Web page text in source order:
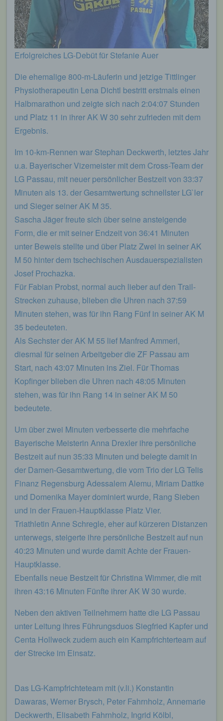
Erfolgreiches LG-Debüt für Stefanie Auer
Die ehemalige 800-m-Läuferin und jetzige Tittlinger
Physiotherapeutin Lena Dichtl bestritt erstmals einen
Halbmarathon und zeigte sich nach 2:04:07 Stunden
und Platz 11 in ihrer AK W 30 sehr zufrieden mit dem
Ergebnis.
Im 10-km-Rennen war Stephan Deckwerth, letztes Jahr
u.a. Bayerischer Vizemeister mit dem Cross-Team der
LG Passau, mit neuer persönlicher Bestzeit von 33:37
Minuten als 13. der Gesamtwertung schnellster LG`ler
und Sieger seiner AK M 35.
Sascha Jäger freute sich über seine ansteigende
Form, die er mit seiner Endzeit von 36:41 Minuten
unter Beweis stellte und über Platz Zwei in seiner AK
M 50 hinter dem tschechischen Ausdauerspezialisten
Josef Prochazka.
Für Fabian Probst, normal auch lieber auf den Trail-
Strecken zuhause, blieben die Uhren nach 37:59
Minuten stehen, was für ihn Rang Fünf in seiner AK M
35 bedeuteten.
Als Sechster der AK M 55 lief Manfred Ammerl,
diesmal für seinen Arbeitgeber die ZF Passau am
Start, nach 43:07 Minuten ins Ziel. Für Thomas
Kopfinger blieben die Uhren nach 48:05 Minuten
stehen, was für ihn Rang 14 in seiner AK M 50
bedeutete.
Um über zwei Minuten verbesserte die mehrfache
Bayerische Meisterin Anna Drexler ihre persönliche
Bestzeit auf nun 35:33 Minuten und belegte damit in
der Damen-Gesamtwertung, die vom Trio der LG Telis
Finanz Regensburg Adessalem Alemu, Miriam Dattke
und Domenika Mayer dominiert wurde, Rang Sieben
und in der Frauen-Hauptklasse Platz Vier.
Triathletin Anne Schregle, eher auf kürzeren Distanzen
unterwegs, steigerte ihre persönliche Bestzeit auf nun
40:23 Minuten und wurde damit Achte der Frauen-
Hauptklasse.
Ebenfalls neue Bestzeit für Christina Wimmer, die mit
ihren 43:16 Minuten Fünfte ihrer AK W 30 wurde.
Neben den aktiven Teilnehmern hatte die LG Passau
unter Leitung ihres Führungsduos Siegfried Kapfer und
Centa Hollweck zudem auch ein Kampfrichterteam auf
der Strecke im Einsatz.
Das LG-Kampfrichteteam mit (v.li.) Konstantin
Dawaras, Werner Brysch, Peter Fahrnholz, Annemarie
Deckwerth, Elisabeth Fahrnholz, Ingrid Kölbl,
Datum sowie die Uhrzeit der Registrierung
gespeichert. Die Speicherung dieser Daten erfolgt
vor dem Hintergrund, dass nur so der Missbrauch
unserer Dienste verhindert werden kann, und
diese Daten im Bedarfsfall ermöglichen,
begangene Straftaten aufzuklären. Insofern ist die
die Verarbeitung Verantwortlichen erforderlich.
grundsätzlich nicht, sofern keine gesetzliche
Pflicht zur Weitergabe besteht oder die Weitergabe
der Strafverfolgung dient.
Die Registrierung der betroffenen Person unter
dient dem für die Verarbeitung Verantwortlichen
dazu, der betroffenen Person Inhalte oder
Leistungen anzubieten, die aufgrund der Natur der
Sache nur registrierten Benutzern angeboten
werden können. Registrierten Personen steht die
Möglichkeit frei, die bei der Registrierung
angegebenen personenbezogenen Daten
jederzeit abzuändern oder vollständig aus dem
Datenbestand des für die Verarbeitung
Verantwortlichen löschen zu lassen.
Der für die Verarbeitung Verantwortliche erteilt
jeder betroffenen Person jederzeit auf Anfrage
Daten über die betroffene Person gespeichert sind.
Ferner berichtigt oder löscht der für die
Verarbeitung Verantwortliche personenbezogene
Daten auf Wunsch oder Hinweis der betroffenen
Person, soweit dem keine gesetzlichen
Aufbewahrungspflichten entgegenstehen. Die
Gesamtheit der Mitarbeiter des für die Verarbeitung
Verantwortlichen stehen der betroffenen Person in
diesem Zusammenhang als Ansprechpartner zur
Verfügung.
Kontaktmöglichkeit über die Internetseite
Vorschriften Angaben, die eine schnelle
elektronische Kontaktaufnahme zu unserem
Unternehmen sowie eine unmittelbare
Kommunikation mit uns ermöglichen, was
ebenfalls eine allgemeine Adresse der
sogenannten elektronischen Post (E-Mail-
Adresse) umfasst. Sofern eine betroffene Person
per E-Mail oder über ein Kontaktformular den
Kontakt mit dem für die Verarbeitung
Verantwortlichen aufnimmt, werden die von der
betroffenen Person übermittelten
personenbezogenen Daten automatisch
gespeichert. Solche auf freiwilliger Basis von einer
betroffenen Person an den für die Verarbeitung
Verantwortlichen übermittelten
personenbezogenen Daten werden für Zwecke der
Bearbeitung oder der Kontaktaufnahme zur
betroffenen Person gespeichert. Es erfolgt keine
Weitergabe dieser personenbezogenen Daten an
Kommentarfunktion im Blog auf der
Internetseite
Wir bieten den Nutzern auf einem Blog, der sich
auf der Internetseite des für die Verarbeitung
einer Internetseite geführtes, in der Regel öffentlich
einsehbares Portal, in welchem eine oder mehrere
werden, Artikel posten oder Gedanken in